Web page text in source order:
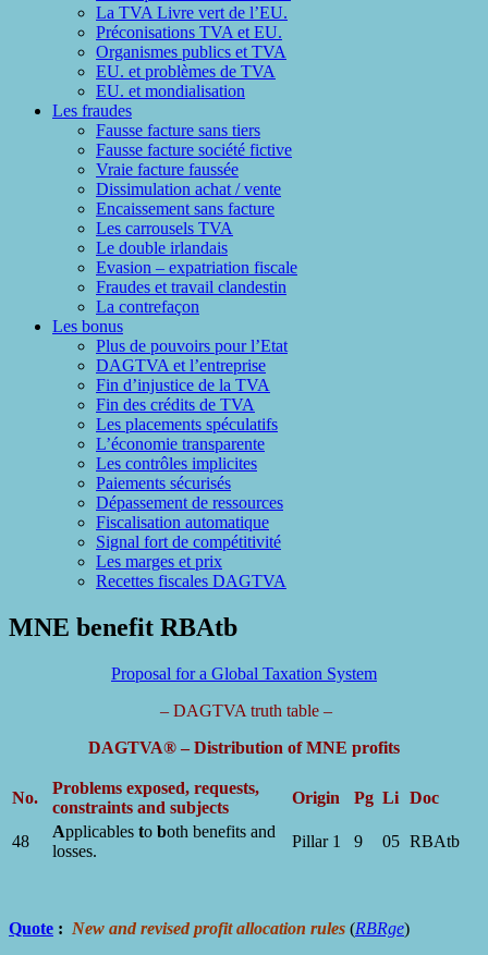
La TVA Livre vert de l’EU.
Préconisations TVA et EU.
Organismes publics et TVA
EU. et problèmes de TVA
EU. et mondialisation
Les fraudes
Fausse facture sans tiers
Fausse facture société fictive
Vraie facture faussée
Dissimulation achat / vente
Encaissement sans facture
Les carrousels TVA
Le double irlandais
Evasion – expatriation fiscale
Fraudes et travail clandestin
La contrefaçon
Les bonus
Plus de pouvoirs pour l’Etat
DAGTVA et l’entreprise
Fin d’injustice de la TVA
Fin des crédits de TVA
Les placements spéculatifs
L’économie transparente
Les contrôles implicites
Paiements sécurisés
Dépassement de ressources
Fiscalisation automatique
Signal fort de compétitivité
Les marges et prix
Recettes fiscales DAGTVA
MNE benefit RBAtb
Proposal for a Global Taxation System
– DAGTVA truth table –
DAGTVA® – Distribution of MNE profits
No.
Problems exposed, requests,
constraints and subjects
Origin Pg Li Doc
48
Applicables to both benefits and
losses.
Pillar 1 9 05 RBAtb
Quote : New and revised profit allocation rules (RBRge)